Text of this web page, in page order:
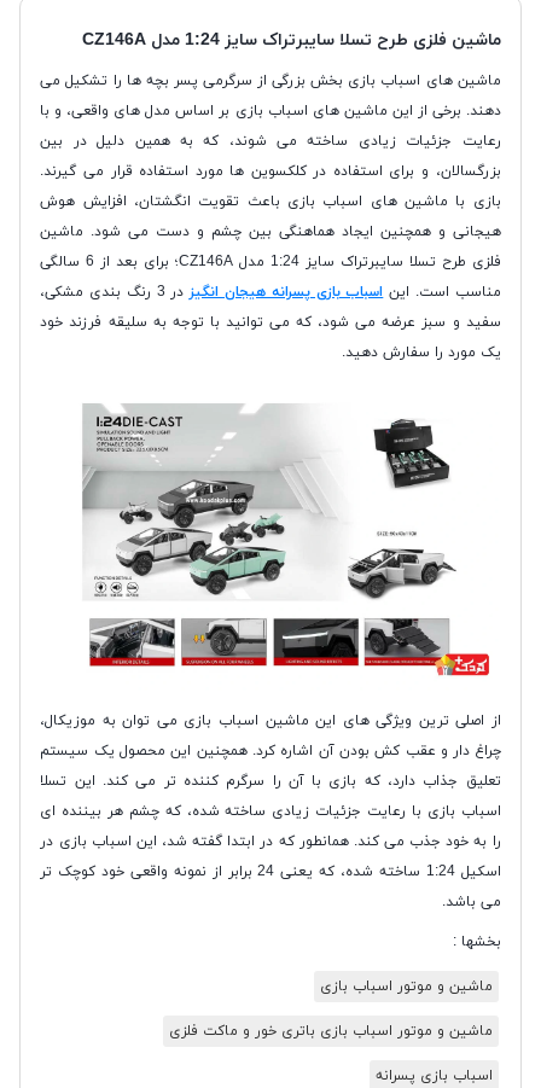
ماشین فلزی طرح تسلا سایبرتراک سایز 1:24 مدل CZ146A
ماشین های اسباب بازی بخش بزرگی از سرگرمی پسر بچه ها را تشکیل می
دهند. برخی از این ماشین های اسباب بازی بر اساس مدل های واقعی، و با
رعایت جزئیات زیادی ساخته می شوند، که به همین دلیل در بین
بزرگسالان، و برای استفاده در کلکسوین ها مورد استفاده قرار می گیرند.
بازی با ماشین های اسباب بازی باعث تقویت انگشتان، افزایش هوش
هیجانی و همچنین ایجاد هماهنگی بین چشم و دست می شود. ماشین
فلزی طرح تسلا سایبرتراک سایز 1:24 مدل CZ146A؛ برای بعد از 6 سالگی
مناسب است. این اسباب بازی پسرانه هیجان انگیز
در 3 رنگ بندی مشکی،
سفید و سبز عرضه می شود، که می توانید با توجه به سلیقه فرزند خود
یک مورد را سفارش دهید.
از اصلی ترین ویژگی های این ماشین اسباب بازی می توان به موزیکال،
چراغ دار و عقب کش بودن آن اشاره کرد. همچنین این محصول یک سیستم
تعلیق جذاب دارد، که بازی با آن را سرگرم کننده تر می کند. این تسلا
اسباب بازی با رعایت جزئیات زیادی ساخته شده، که چشم هر بیننده ای
را به خود جذب می کند. همانطور که در ابتدا گفته شد، این اسباب بازی در
اسکیل 1:24 ساخته شده، که یعنی 24 برابر از نمونه واقعی خود کوچک تر
می باشد.
بخشها :
ماشین و موتور اسباب بازی
ماشین و موتور اسباب بازی باتری خور و ماکت فلزی
اسباب بازی پسرانه